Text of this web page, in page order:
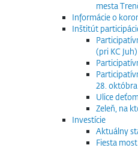
mesta
Informácie o
Inštitút
(pri KC Juh)
28.
Ulice
Zeleň, na
Investície
Aktuálny
Fiesta